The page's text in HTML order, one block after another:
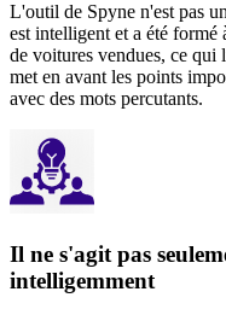
L'outil de Spyne n'est pas
est intelligent et a été formé
de voitures vendues, ce
met en avant les points
avec des mots percutants.
Il ne s'agit pas
intelligemment